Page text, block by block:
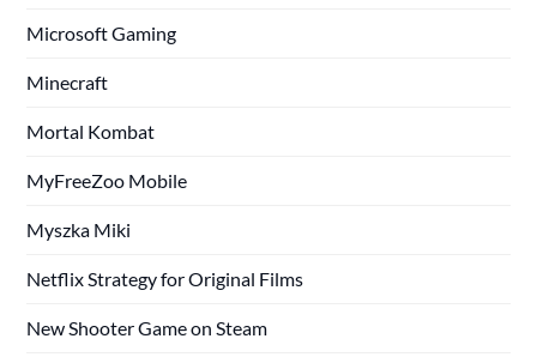
Microsoft Gaming
Minecraft
Mortal Kombat
MyFreeZoo Mobile
Myszka Miki
Netflix Strategy for Original Films
New Shooter Game on Steam